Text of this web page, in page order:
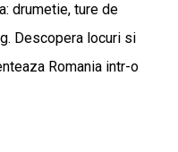
drumetie, ture de
Descopera locuri si
Romania intr-o